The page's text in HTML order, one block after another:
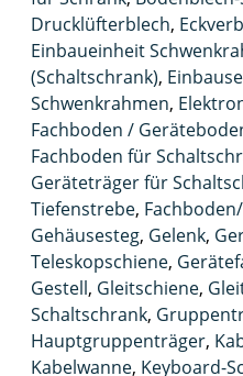
Drucklüfterblech,
Einbaueinheit
(Schaltschrank),
Schwenkrahmen,
Fachboden /
Fachboden für
Geräteträger für
Tiefenstrebe,
Gehäusesteg, Gelenk,
Teleskopschiene,
Gestell, Gleitschiene,
Schaltschrank,
Hauptgruppenträger,
Kabelwanne, Keyboard-